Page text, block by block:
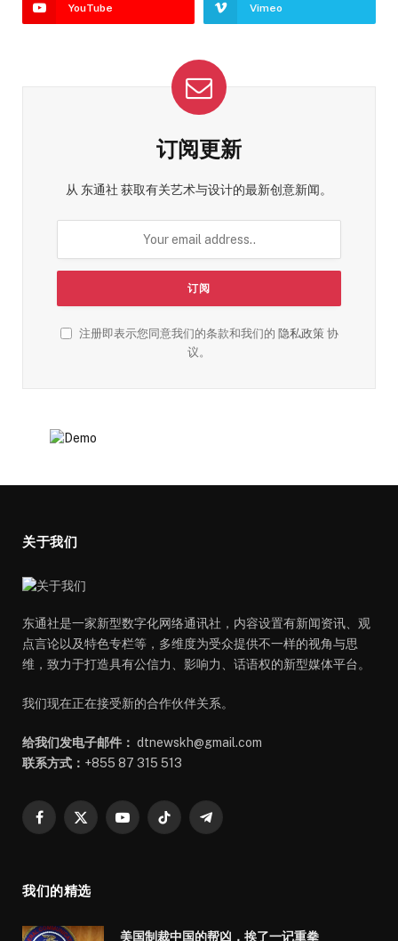
YouTube Vimeo
订阅更新
从 东通社 获取有关艺术与设计的最新创意新闻。
注册即表示您同意我们的条款和我们的 隐私政策协
议。
关于我们
东通社是一家新型数字化网络通讯社，内容设置有新闻资讯、观
点言论以及特色专栏等，多维度为受众提供不一样的视角与思
维，致力于打造具有公信力、影响力、话语权的新型媒体平台。
我们现在正在接受新的合作伙伴关系。
给我们发电子邮件： dtnewskh@gmail.com
联系方式： +855 87 315 513
Facebook
X
YouTubeTikTok Telegram
我们的精选
美国制裁中国的帮凶，挨了一记重拳